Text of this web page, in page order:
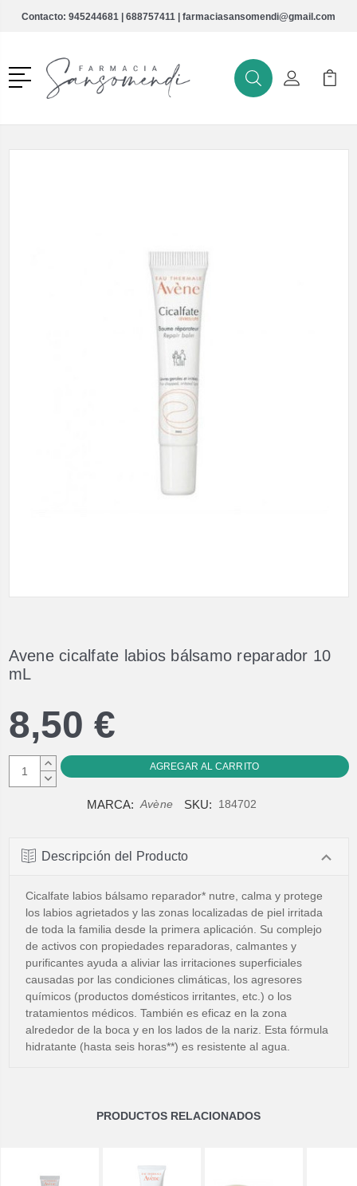
Contacto: 945244681 | 688757411 | farmaciasansomendi@gmail.com
Menú
BuscarMi Cuenta
Mi
Avene cicalfate labios bálsamo reparador 10
mL
8,50 €
AUMENTAR
CANTIDAD:
DISMINUIR
MARCA: Avène SKU: 184702
Descripción del Producto
Cicalfate labios bálsamo reparador* nutre, calma y protege
los labios agrietados y las zonas localizadas de piel irritada
de toda la familia desde la primera aplicación. Su complejo
de activos con propiedades reparadoras, calmantes y
purificantes ayuda a aliviar las irritaciones superficiales
causadas por las condiciones climáticas, los agresores
químicos (productos domésticos irritantes, etc.) o los
tratamientos médicos. También es eficaz en la zona
alrededor de la boca y en los lados de la nariz. Esta fórmula
hidratante (hasta seis horas**) es resistente al agua.
PRODUCTOS RELACIONADOS